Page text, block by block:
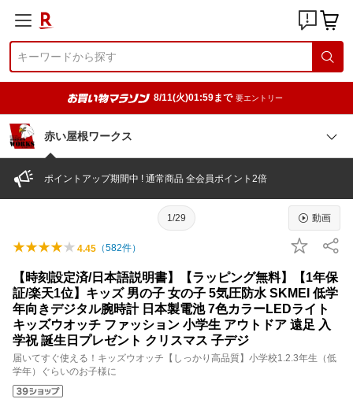
8/11(火)01:59まで 要エントリー
赤い屋根ワークス
ポイントアップ期間中 ! 通常商品 全会員ポイント2倍
1/29 動画
4.45 （582件）
【時刻設定済/日本語説明書】【ラッピング無料】【1年保
証/楽天1位】キッズ 男の子 女の子 5気圧防水 SKMEI 低学
年向きデジタル腕時計 日本製電池 7色カラーLEDライト
キッズウオッチ ファッション 小学生 アウトドア 遠足 入
学祝 誕生日プレゼント クリスマス 子デジ
届いてすぐ使える！キッズウオッチ【しっかり高品質】小学校1.2.3年生（低
学年）ぐらいのお子様に